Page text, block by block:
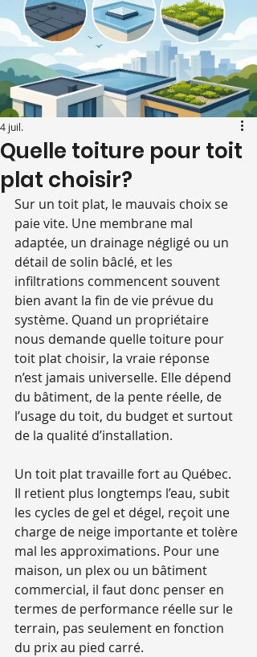
Quelle toiture pour toit
plat choisir?
4 juil.
Sur un toit plat, le mauvais choix se
paie vite. Une membrane mal
adaptée, un drainage négligé ou un
détail de solin bâclé, et les
infiltrations commencent souvent
bien avant la fin de vie prévue du
système. Quand un propriétaire
nous demande quelle toiture pour
toit plat choisir, la vraie réponse
n’est jamais universelle. Elle dépend
du bâtiment, de la pente réelle, de
l’usage du toit, du budget et surtout
de la qualité d’installation.
Un toit plat travaille fort au Québec.
Il retient plus longtemps l’eau, subit
les cycles de gel et dégel, reçoit une
charge de neige importante et tolère
mal les approximations. Pour une
maison, un plex ou un bâtiment
commercial, il faut donc penser en
termes de performance réelle sur le
terrain, pas seulement en fonction
du prix au pied carré.